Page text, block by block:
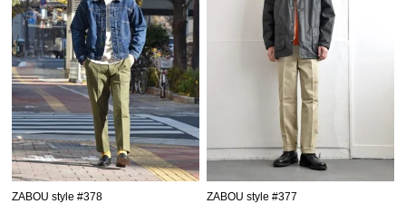
ZABOU style #378 ZABOU style #377